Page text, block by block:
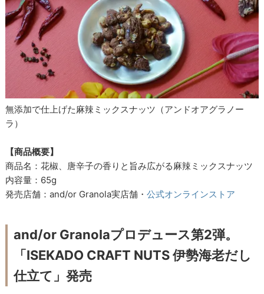
無添加で仕上げた麻辣ミックスナッツ（アンドオアグラノー
ラ）
【商品概要】
商品名：花椒、唐辛子の香りと旨み広がる麻辣ミックスナッツ
内容量：65g
発売店舗：and/or Granola実店舗・公式オンラインストア
and/or Granolaプロデュース第2弾。
「ISEKADO CRAFT NUTS 伊勢海老だし
仕立て」発売